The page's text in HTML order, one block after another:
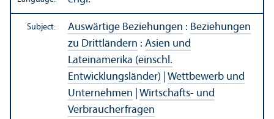
Subject: Auswärtige Beziehungen : Beziehungen
zu Drittländern : Asien und
Lateinamerika (einschl.
Entwicklungsländer)
Wettbewerb und
Unternehmen
Wirtschafts- und
Verbraucherfragen